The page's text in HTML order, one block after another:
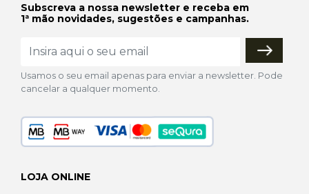
Subscreva a nossa newsletter e receba em
1ª mão novidades, sugestões e campanhas.
Usamos o seu email apenas para enviar a newsletter. Pode
cancelar a qualquer momento.
LOJA ONLINE